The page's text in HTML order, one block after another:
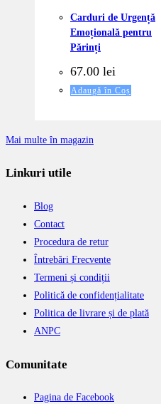
Carduri de Urgență
Emoțională pentru
Părinți
67.00 lei
Adaugă în Coș
Mai multe în magazin
Linkuri utile
Blog
Contact
Procedura de retur
Întrebări Frecvente
Termeni și condiții
Politică de confidențialitate
Politica de livrare și de plată
ANPC
Comunitate
Pagina de Facebook